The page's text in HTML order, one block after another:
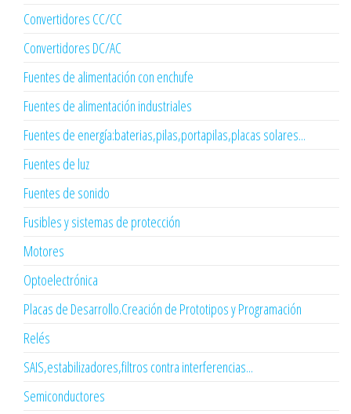
Convertidores CC/CC
Convertidores DC/AC
Fuentes de alimentación con enchufe
Fuentes de alimentación industriales
Fuentes de energía:baterias,pilas,portapilas,placas solares...
Fuentes de luz
Fuentes de sonido
Fusibles y sistemas de protección
Motores
Optoelectrónica
Placas de Desarrollo.Creación de Prototipos y Programación
Relés
SAIS,estabilizadores,filtros contra interferencias...
Semiconductores